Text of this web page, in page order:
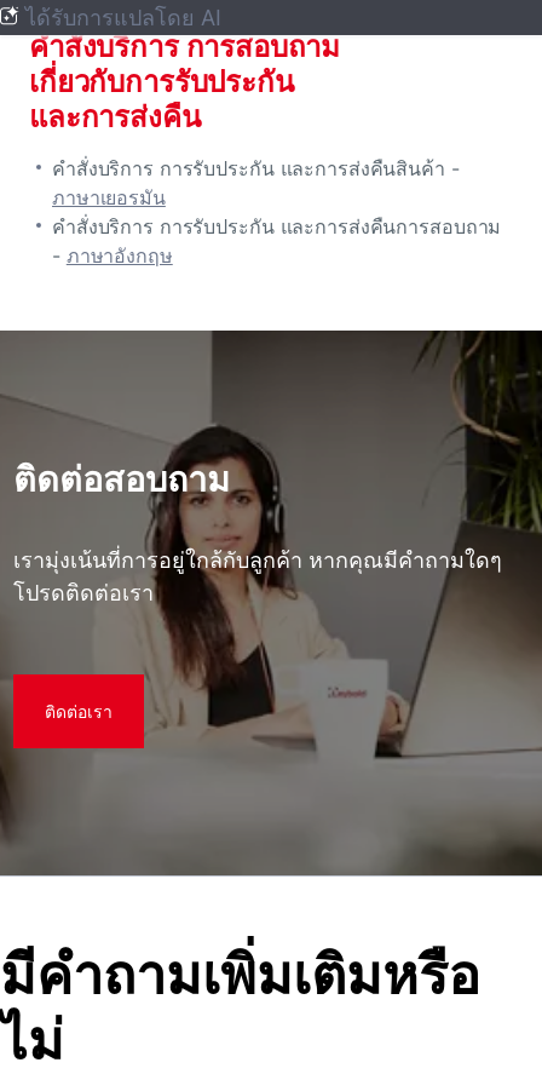
ได้รับการแปลโดย AI
คําสั่งบริการ การสอบถาม
เกี่ยวกับการรับประกัน
และการส่งคืน
คําสั่งบริการ การรับประกัน และการส่งคืนสินค้า -
ภาษาเยอรมัน
คําสั่งบริการ การรับประกัน และการส่งคืนการสอบถาม
- ภาษาอังกฤษ
ติดต่อสอบถาม
เรามุ่งเน้นที่การอยู่ใกล้กับลูกค้า หากคุณมีคําถามใดๆ
โปรดติดต่อเรา
ติดต่อเรา
มีคําถามเพิ่มเติมหรือ
ไม่